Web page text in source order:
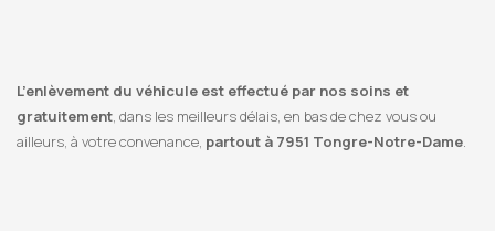
L’enlèvement du véhicule est effectué par nos soins et
gratuitement, dans les meilleurs délais, en bas de chez vous ou
ailleurs, à votre convenance, partout à 7951 Tongre-Notre-Dame.